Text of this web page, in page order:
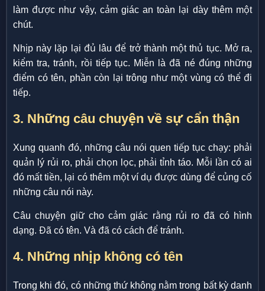
làm được như vậy, cảm giác an toàn lại dày thêm một
chút.
Nhịp này lặp lại đủ lâu để trở thành một thủ tục. Mở ra,
kiểm tra, tránh, rồi tiếp tục. Miễn là đã né đúng những
điểm có tên, phần còn lại trông như một vùng có thể đi
tiếp.
3. Những câu chuyện về sự cẩn thận
Xung quanh đó, những câu nói quen tiếp tục chạy: phải
quản lý rủi ro, phải chọn lọc, phải tỉnh táo. Mỗi lần có ai
đó mất tiền, lại có thêm một ví dụ được dùng để củng cố
những câu nói này.
Câu chuyện giữ cho cảm giác rằng rủi ro đã có hình
dạng. Đã có tên. Và đã có cách để tránh.
4. Những nhịp không có tên
Trong khi đó, có những thứ không nằm trong bất kỳ danh